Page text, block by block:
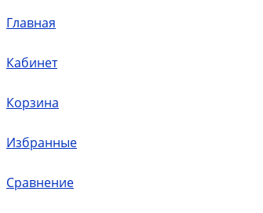
Главная
Кабинет
Корзина
Избранные
Сравнение